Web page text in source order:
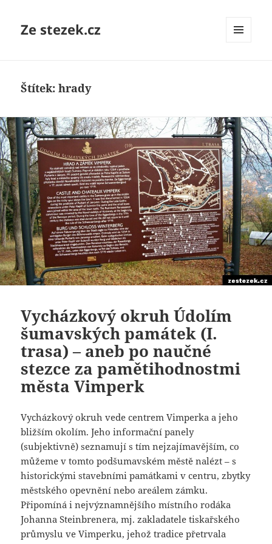
Ze stezek.cz
Štítek:hrady
Vycházkový okruh Údolím
šumavských památek (I.
trasa) – aneb po naučné
stezce za pamětihodnostmi
města Vimperk
Vycházkový okruh vede centrem Vimperka a jeho
bližším okolím. Jeho informační panely
(subjektivně) seznamují s tím nejzajímavějším, co
můžeme v tomto podšumavském městě nalézt – s
historickými stavebními památkami v centru, zbytky
městského opevnění nebo areálem zámku.
Připomíná i nejvýznamnějšího místního rodáka
Johanna Steinbrenera, mj. zakladatele tiskařského
průmyslu ve Vimperku, jehož tradice přetrvala